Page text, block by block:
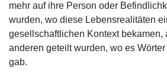
mehr auf ihre Person oder
wurden, wo diese Lebensrealitäten
gesellschaftlichen Kontext bekamen,
anderen geteilt wurden, wo es
gab.